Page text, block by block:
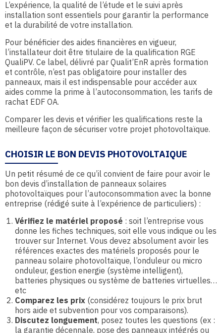
L’expérience, la qualité de l’étude et le suivi après
installation sont essentiels pour garantir la performance
et la durabilité de votre installation.
Pour bénéficier des aides financières en vigueur,
l’installateur doit être titulaire de la qualification RGE
QualiPV. Ce label, délivré par Qualit’EnR après formation
et contrôle, n’est pas obligatoire pour installer des
panneaux, mais il est indispensable pour accéder aux
aides comme la prime à l’autoconsommation, les tarifs de
rachat EDF OA.
Comparer les devis et vérifier les qualifications reste la
meilleure façon de sécuriser votre projet photovoltaïque.
CHOISIR LE BON DEVIS PHOTOVOLTAIQUE
Un petit résumé de ce qu’il convient de faire pour avoir le
bon devis d’installation de panneaux solaires
photovoltaïques pour l’autoconsommation avec la bonne
entreprise (rédigé suite à l’expérience de particuliers) :
Vérifiez le matériel proposé : soit l’entreprise vous
donne les fiches techniques, soit elle vous indique ou les
trouver sur Internet. Vous devez absolument avoir les
références exactes des matériels proposés pour le
panneau solaire photovoltaïque, l’onduleur ou micro
onduleur, gestion energie (système intelligent),
batteries physiques ou système de batteries virtuelles…
etc
Comparez les prix (considérez toujours le prix brut
hors aide et subvention pour vos comparaisons).
Discutez longuement, posez toutes les questions (ex :
la garantie décennale, pose des panneaux intégrés ou